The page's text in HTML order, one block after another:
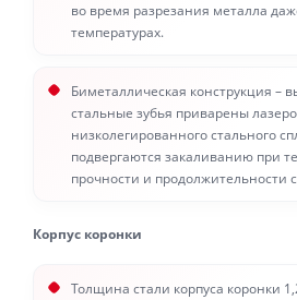
во время разрезания металла
температурах.
Биметаллическая конструкция –
стальные зубья приварены
низколегированного стального
подвергаются закаливанию при
прочности и продолжительности
Корпус коронки
Толщина стали корпуса коронки